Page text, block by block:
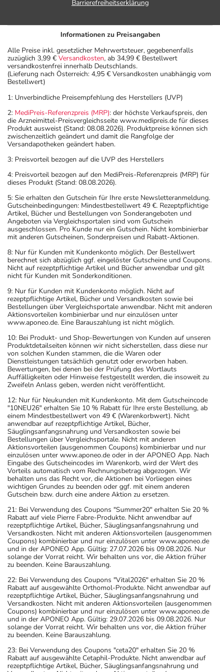
bestimmungsgemäßem Gebrauch beeinträchtigt sein.
teilnehmen oder Maschinen (auch im Haushalt) bedienen,
- Vorsicht: Vermeiden Sie die Einnahme von Alkohol.
- Die Wirkung der Anti-Baby-Pille kann durch das
Arzneimittel beeinträchtigt werden. Für die Dauer der
Empfängnisverhütung treffen.
- Bei Frauen im gebärfähigen Alter sind während und
unter Umständen auch eine Zeit lang nach der Therapie
wirksame Verhütungsmethoden erforderlich. Sprechen
Sie hierzu Ihren Arzt oder Apotheker an.
- Durch plötzliches Absetzen können Probleme oder
Beschwerden auftreten. Deshalb sollte die Behandlung
langsam, das heißt mit einem schrittweisen
Ausschleichen der Dosis, beendet werden. Lassen Sie
sich dazu am besten von Ihrem Arzt oder Apotheker
beraten.
- Vorsicht bei Allergie gegen Carbamazepin!
Wechselwirkungen auftreten. Sie sollten deswegen
generell vor der Behandlung mit einem neuen
Arzneimittel jedes andere, das Sie bereits anwenden,
dem Arzt oder Apotheker angeben. Das gilt auch für
Arzneimittel, die Sie selbst kaufen, nur gelegentlich
anwenden oder deren Anwendung schon einige Zeit
zurückliegt.
Bitte verwenden Sie dieses Arzneimittel nicht mehr nach
dem auf der Packung oder der Umverpackung
angegebenen Verfallsdatum. Das Verfallsdatum bezieht
sich auf den letzten Tag des angegebenen Monats.
Barrierefreiheitserklärung
Informationen zu Preisangaben
Alle Preise inkl. gesetzlicher Mehrwertsteuer, gegebenenfalls
zuzüglich 3,99 € Versandkosten, ab 34,99 € Bestellwert
versandkostenfrei innerhalb Deutschlands.
(Lieferung nach Österreich: 4,95 € Versandkosten unabhängig vom
Bestellwert)
1: Unverbindliche Preisempfehlung des Herstellers (UVP)
2: MediPreis-Referenzpreis (MRP): der höchste Verkaufspreis, den
die Arzneimittel-Preisvergleichsseite www.medipreis.de für dieses
Produkt ausweist (Stand: 08.08.2026). Produktpreise können sich
zwischenzeitlich geändert und damit die Rangfolge der
Versandapotheken geändert haben.
3: Preisvorteil bezogen auf die UVP des Herstellers
4: Preisvorteil bezogen auf den MediPreis-Referenzpreis (MRP) für
dieses Produkt (Stand: 08.08.2026).
5: Sie erhalten den Gutschein für Ihre erste Newsletteranmeldung.
Gutscheinbedingungen: Mindestbestellwert 49 €. Rezeptpflichtige
Artikel, Bücher und Bestellungen von Sonderangeboten und
Angeboten via Vergleichsportalen sind vom Gutschein
ausgeschlossen. Pro Kunde nur ein Gutschein. Nicht kombinierbar
mit anderen Gutscheinen, Sonderpreisen und Rabatt-Aktionen.
8: Nur für Kunden mit Kundenkonto möglich. Der Bestellwert
berechnet sich abzüglich ggf. eingelöster Gutscheine und Coupons.
Nicht auf rezeptpflichtige Artikel und Bücher anwendbar und gilt
nicht für Kunden mit Sonderkonditionen.
9: Nur für Kunden mit Kundenkonto möglich. Nicht auf
rezeptpflichtige Artikel, Bücher und Versandkosten sowie bei
Bestellungen über Vergleichsportale anwendbar. Nicht mit anderen
Aktionsvorteilen kombinierbar und nur einzulösen unter
www.aponeo.de. Eine Barauszahlung ist nicht möglich.
10: Bei Produkt- und Shop-Bewertungen von Kunden auf unseren
Produktdetailseiten können wir nicht sicherstellen, dass diese nur
von solchen Kunden stammen, die die Waren oder
Dienstleistungen tatsächlich genutzt oder erworben haben.
Bewertungen, bei denen bei der Prüfung des Wortlauts
Auffälligkeiten oder Hinweise festgestellt werden, die insoweit zu
Zweifeln Anlass geben, werden nicht veröffentlicht.
12: Nur für Neukunden mit Kundenkonto. Mit dem Gutscheincode
"10NEU26" erhalten Sie 10 % Rabatt für Ihre erste Bestellung, ab
einem Mindestbestellwert von 49 € (Warenkorbwert). Nicht
anwendbar auf rezeptpflichtige Artikel, Bücher,
Säuglingsanfangsnahrung und Versandkosten sowie bei
Bestellungen über Vergleichsportale. Nicht mit anderen
Aktionsvorteilen (ausgenommen Coupons) kombinierbar und nur
einzulösen unter www.aponeo.de oder in der APONEO App. Nach
Eingabe des Gutscheincodes im Warenkorb, wird der Wert des
Vorteils automatisch vom Rechnungsbetrag abgezogen. Wir
behalten uns das Recht vor, die Aktionen bei Vorliegen eines
wichtigen Grundes zu beenden oder ggf. mit einem anderen
Gutschein bzw. durch eine andere Aktion zu ersetzen.
21: Bei Verwendung des Coupons "Summer20" erhalten Sie 20 %
Rabatt auf viele Pierre Fabre-Produkte. Nicht anwendbar auf
rezeptpflichtige Artikel, Bücher, Säuglingsanfangsnahrung und
Versandkosten. Nicht mit anderen Aktionsvorteilen (ausgenommen
Coupons) kombinierbar und nur einzulösen unter www.aponeo.de
und in der APONEO App. Gültig: 27.07.2026 bis 09.08.2026. Nur
solange der Vorrat reicht. Wir behalten uns vor, die Aktion früher
zu beenden. Keine Barauszahlung.
22: Bei Verwendung des Coupons "Vital2026" erhalten Sie 20 %
Rabatt auf ausgewählte Orthomol-Produkte. Nicht anwendbar auf
rezeptpflichtige Artikel, Bücher, Säuglingsanfangsnahrung und
Versandkosten. Nicht mit anderen Aktionsvorteilen (ausgenommen
Coupons) kombinierbar und nur einzulösen unter www.aponeo.de
und in der APONEO App. Gültig: 29.07.2026 bis 09.08.2026. Nur
solange der Vorrat reicht. Wir behalten uns vor, die Aktion früher
zu beenden. Keine Barauszahlung.
23: Bei Verwendung des Coupons "ceta20" erhalten Sie 20 %
Rabatt auf ausgewählte Cetaphil-Produkte. Nicht anwendbar auf
rezeptpflichtige Artikel, Bücher, Säuglingsanfangsnahrung und